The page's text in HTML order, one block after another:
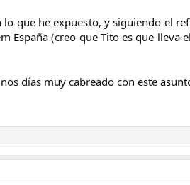
que he expuesto, y siguiendo el
España (creo que Tito es que lleva
días muy cabreado con este